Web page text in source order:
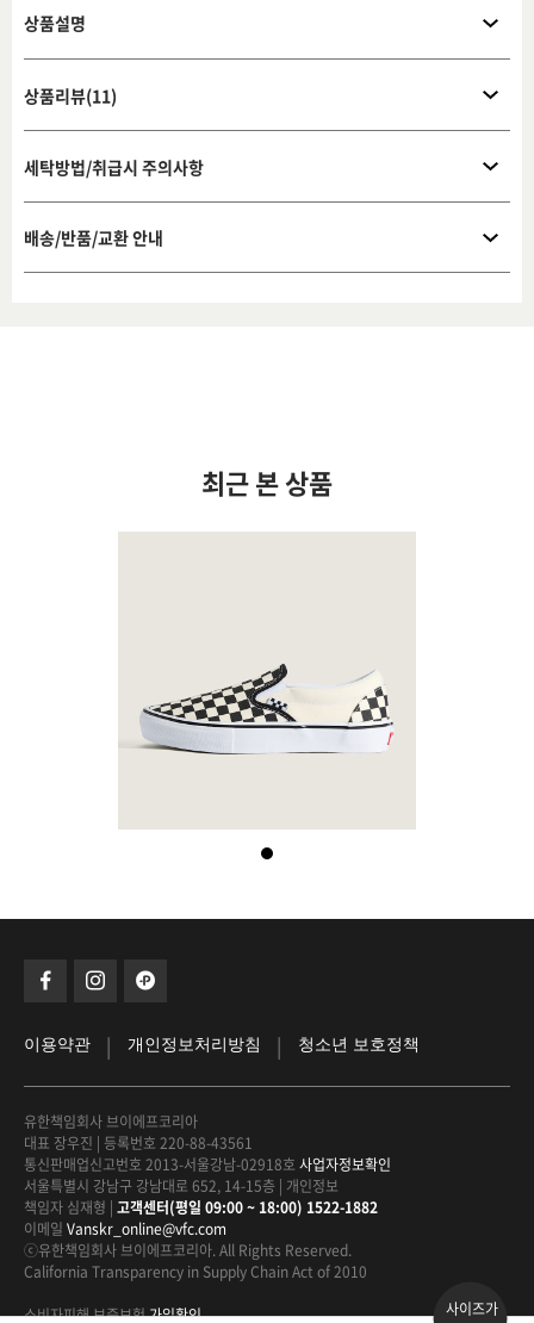
상품설명
상품리뷰(11)
세탁방법/취급시 주의사항
배송/반품/교환 안내
최근 본 상품
이용약관 | 개인정보처리방침 | 청소년 보호정책
유한책임회사 브이에프코리아
대표 장우진 | 등록번호 220-88-43561
통신판매업신고번호 2013-서울강남-02918호 사업자정보확인
서울특별시 강남구 강남대로 652, 14-15층 | 개인정보
책임자 심재형 | 고객센터(평일 09:00 ~ 18:00) 1522-1882
이메일 Vanskr_online@vfc.com
ⓒ유한책임회사 브이에프코리아. All Rights Reserved.
California Transparency in Supply Chain Act of 2010
소비자피해 보증보험가입확인
사이즈가